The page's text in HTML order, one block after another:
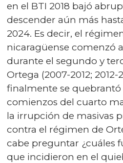
en el BTI 2018 bajó
descender aún más
2024. Es decir, el
nicaragüense comenzó
durante el segundo y
Ortega (2007-2012; 2012-
finalmente se quebrantó
comienzos del cuarto
la irrupción de masivas
contra el régimen de
cabe preguntar ¿cuáles
que incidieron en el